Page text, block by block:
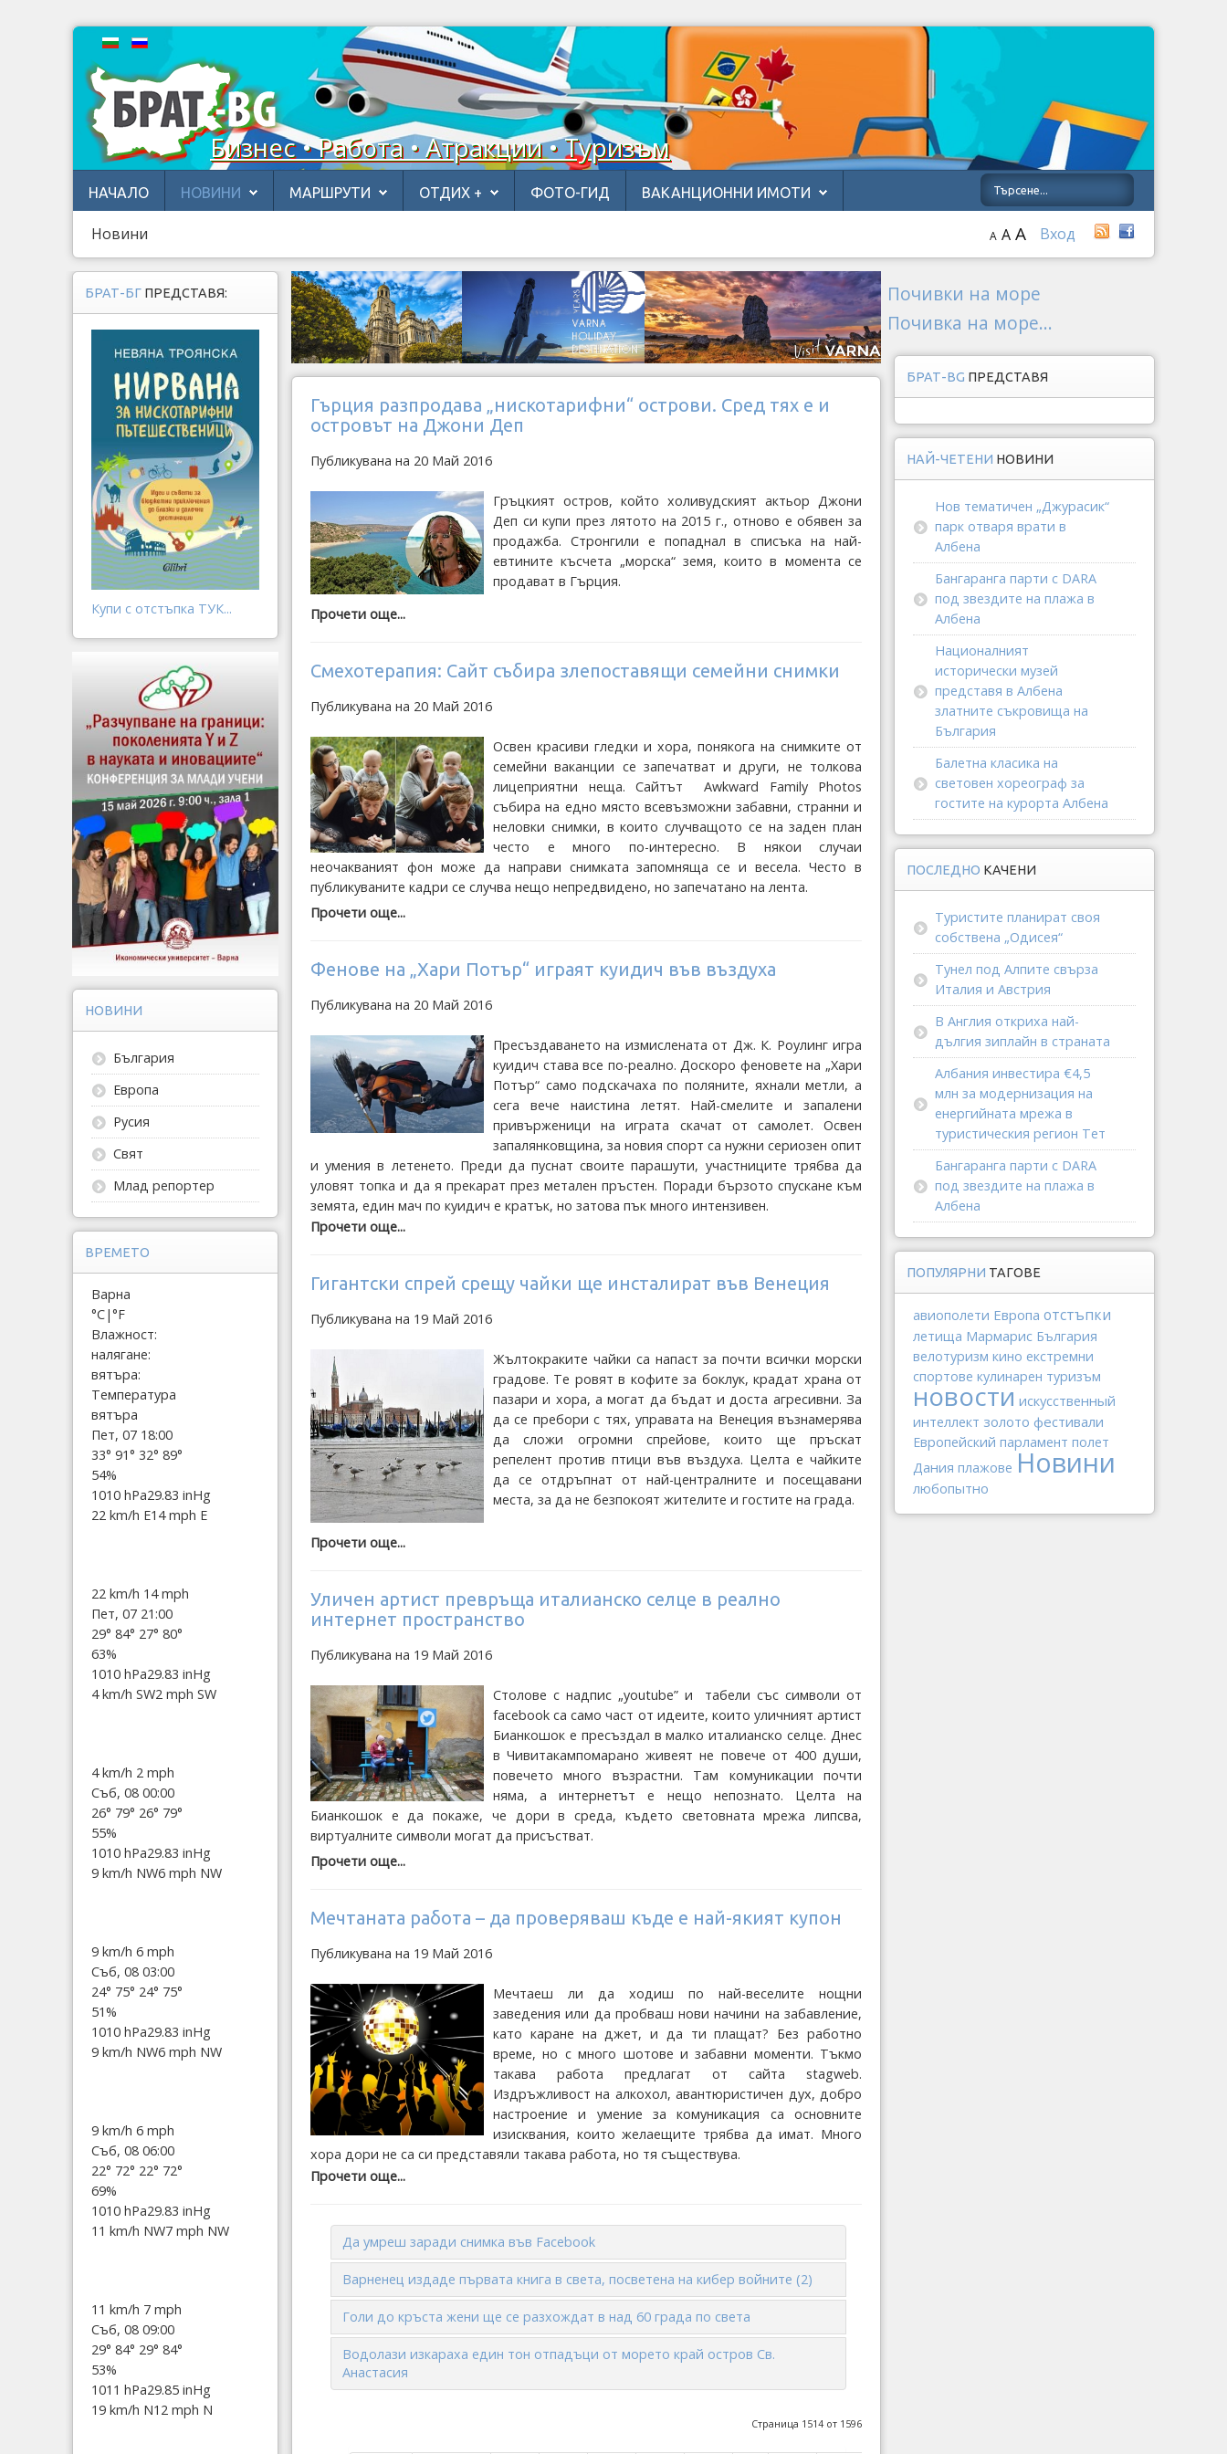
Бизнес • Работа • Атракции • Туризъм
НАЧАЛО НОВИНИ МАРШРУТИ ОТДИХ + ФОТО-ГИД ВАКАНЦИОННИ ИМОТИ
Новини Вход
A A A
Гърция разпродава „нискотарифни“ острови. Сред тях е и
островът на Джони Деп
Публикувана на 20 Май 2016
Гръцкият остров, който холивудският актьор Джони
Деп си купи през лятото на 2015 г., отново е обявен за
продажба. Стронгили е попаднал в списъка на най-
евтините късчета „морска“ земя, които в момента се
продават в Гърция.
Прочети още...
Смехотерапия: Сайт събира злепоставящи семейни снимки
Публикувана на 20 Май 2016
Освен красиви гледки и хора, понякога на снимките от
семейни ваканции се запечатват и други, не толкова
лицеприятни неща. Сайтът Awkward Family Photos
събира на едно място всевъзможни забавни, странни и
неловки снимки, в които случващото се на заден план
често е много по-интересно. В някои случаи
неочакваният фон може да направи снимката запомняща се и весела. Често в
публикуваните кадри се случва нещо непредвидено, но запечатано на лента.
Прочети още...
Фенове на „Хари Потър“ играят куидич във въздуха
Публикувана на 20 Май 2016
Пресъздаването на измислената от Дж. К. Роулинг игра
куидич става все по-реално. Доскоро феновете на „Хари
Потър“ само подскачаха по поляните, яхнали метли, а
сега вече наистина летят. Най-смелите и запалени
привърженици на играта скачат от самолет. Освен
запалянковщина, за новия спорт са нужни сериозен опит
и умения в летенето. Преди да пуснат своите парашути, участниците трябва да
уловят топка и да я прекарат през метален пръстен. Поради бързото спускане към
земята, един мач по куидич е кратък, но затова пък много интензивен.
Прочети още...
Гигантски спрей срещу чайки ще инсталират във Венеция
Публикувана на 19 Май 2016
Жълтокраките чайки са напаст за почти всички морски
градове. Те ровят в кофите за боклук, крадат храна от
пазари и хора, а могат да бъдат и доста агресивни. За
да се пребори с тях, управата на Венеция възнамерява
да сложи огромни спрейове, които ще пръскат
репелент против птици във въздуха. Целта е чайките
да се отдръпнат от най-централните и посещавани
места, за да не безпокоят жителите и гостите на града.
Прочети още...
Уличен артист превръща италианско селце в реално
интернет пространство
Публикувана на 19 Май 2016
Столове с надпис „youtube” и табели със символи от
facebook са само част от идеите, които уличният артист
Бианкошок е пресъздал в малко италианско селце. Днес
в Чивитакампомарано живеят не повече от 400 души,
повечето много възрастни. Там комуникации почти
няма, а интернетът е нещо непознато. Целта на
Бианкошок е да покаже, че дори в среда, където световната мрежа липсва,
виртуалните символи могат да присъстват.
Прочети още...
Мечтаната работа – да проверяваш къде е най-якият купон
Публикувана на 19 Май 2016
Мечтаеш ли да ходиш по най-веселите нощни
заведения или да пробваш нови начини на забавление,
като каране на джет, и да ти плащат? Без работно
време, но с много шотове и забавни моменти. Тъкмо
такава работа предлагат от сайта stagweb.
Издръжливост на алкохол, авантюристичен дух, добро
настроение и умение за комуникация са основните
изисквания, които желаещите трябва да имат. Много
хора дори не са си представяли такава работа, но тя съществува.
Прочети още...
Да умреш заради снимка във Facebook
Варненец издаде първата книга в света, посветена на кибер войните (2)
Голи до кръста жени ще се разхождат в над 60 града по света
Водолази изкараха един тон отпадъци от морето край остров Св.
Анастасия
Страница 1514 от 1596
БРАТ-БГ ПРЕДСТАВЯ:
Купи с отстъпка ТУК...
НОВИНИ
България
Европа
Русия
Свят
Млад репортер
ВРЕМЕТО
Варна
°C|°F
Влажност:
налягане:
вятъра:
Температура
вятъра
Пет, 07 18:00
33° 91° 32° 89°
54%
1010 hPa29.83 inHg
22 km/h E14 mph E
22 km/h 14 mph
Пет, 07 21:00
29° 84° 27° 80°
63%
1010 hPa29.83 inHg
4 km/h SW2 mph SW
4 km/h 2 mph
Съб, 08 00:00
26° 79° 26° 79°
55%
1010 hPa29.83 inHg
9 km/h NW6 mph NW
9 km/h 6 mph
Съб, 08 03:00
24° 75° 24° 75°
51%
1010 hPa29.83 inHg
9 km/h NW6 mph NW
9 km/h 6 mph
Съб, 08 06:00
22° 72° 22° 72°
69%
1010 hPa29.83 inHg
11 km/h NW7 mph NW
11 km/h 7 mph
Съб, 08 09:00
29° 84° 29° 84°
53%
1011 hPa29.85 inHg
19 km/h N12 mph N
Почивки на море
Почивка на море...
БРАТ-BG ПРЕДСТАВЯ
НАЙ-ЧЕТЕНИ НОВИНИ
Нов тематичен „Джурасик“
парк отваря врати в
Албена
Бангаранга парти с DARA
под звездите на плажа в
Албена
Националният
исторически музей
представя в Албена
златните съкровища на
България
Балетна класика на
световен хореограф за
гостите на курорта Албена
ПОСЛЕДНО КАЧЕНИ
Туристите планират своя
собствена „Одисея“
Тунел под Алпите свърза
Италия и Австрия
В Англия откриха най-
дългия зиплайн в страната
Албания инвестира €4,5
млн за модернизация на
енергийната мрежа в
туристическия регион Тет
Бангаранга парти с DARA
под звездите на плажа в
Албена
ПОПУЛЯРНИ ТАГОВЕ
авиополети Европа отстъпки
летища Мармарис България
велотуризм кино екстремни
спортове кулинарен туризъм
новости искусственный
интеллект золото фестивали
Европейский парламент полет
Дания плажове Новини
любопытно